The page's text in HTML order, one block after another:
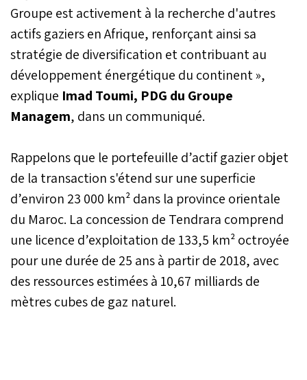
Groupe est activement à la recherche d'autres
actifs gaziers en Afrique, renforçant ainsi sa
stratégie de diversification et contribuant au
développement énergétique du continent »,
explique Imad Toumi, PDG du Groupe
Managem, dans un communiqué.
Rappelons que le portefeuille d’actif gazier objet
de la transaction s'étend sur une superficie
d’environ 23 000 km² dans la province orientale
du Maroc. La concession de Tendrara comprend
une licence d’exploitation de 133,5 km² octroyée
pour une durée de 25 ans à partir de 2018, avec
des ressources estimées à 10,67 milliards de
mètres cubes de gaz naturel.